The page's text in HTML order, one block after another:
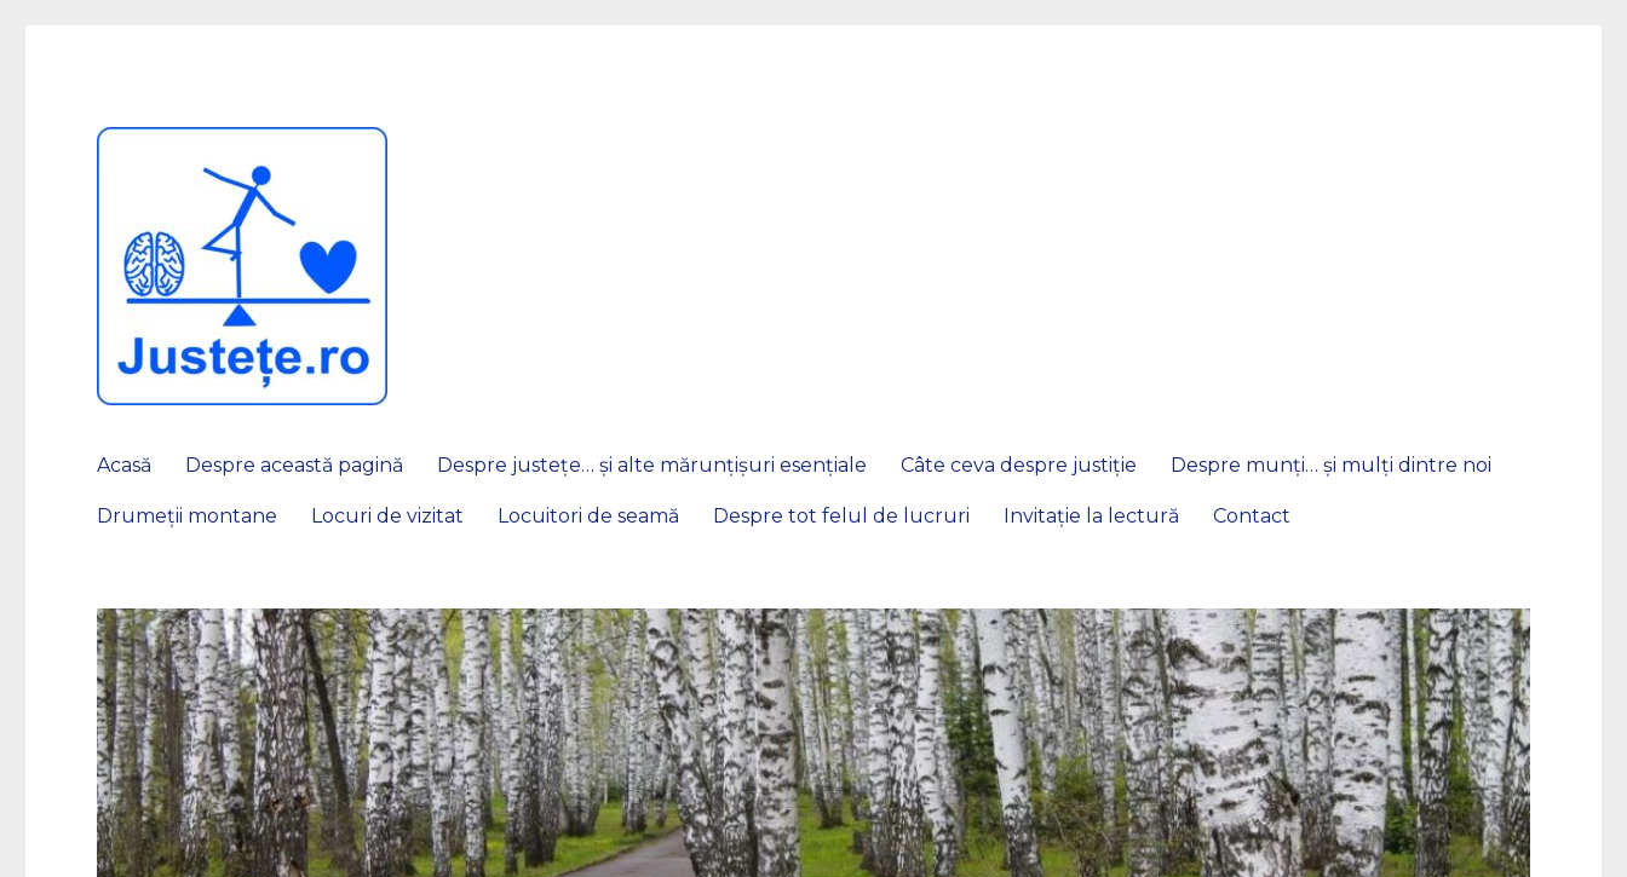
Acasă Despre această pagină Despre justețe… și alte mărunțișuri esențiale Câte ceva despre justiție Despre munți… și mulți dintre noi
Drumeții montane Locuri de vizitat Locuitori de seamă Despre tot felul de lucruri Invitație la lectură Contact